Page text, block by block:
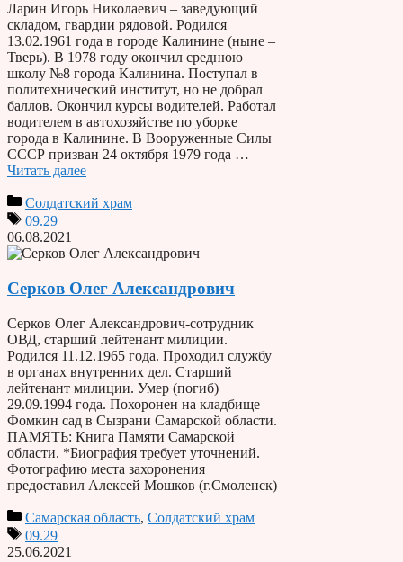
Ларин Игорь Николаевич – заведующий
складом, гвардии рядовой. Родился
13.02.1961 года в городе Калинине (ныне –
Тверь). В 1978 году окончил среднюю
школу №8 города Калинина. Поступал в
политехнический институт, но не добрал
баллов. Окончил курсы водителей. Работал
водителем в автохозяйстве по уборке
города в Калинине. В Вооруженные Силы
СССР призван 24 октября 1979 года …
Читать далее
Солдатский храм
09.29
06.08.2021
Серков Олег Александрович
Серков Олег Александрович-сотрудник
ОВД, старший лейтенант милиции.
Родился 11.12.1965 года. Проходил службу
в органах внутренних дел. Старший
лейтенант милиции. Умер (погиб)
29.09.1994 года. Похоронен на кладбище
Фомкин сад в Сызрани Самарской области.
ПАМЯТЬ: Книга Памяти Самарской
области. *Биография требует уточнений.
Фотографию места захоронения
предоставил Алексей Мошков (г.Смоленск)
Самарская область, Солдатский храм
09.29
25.06.2021